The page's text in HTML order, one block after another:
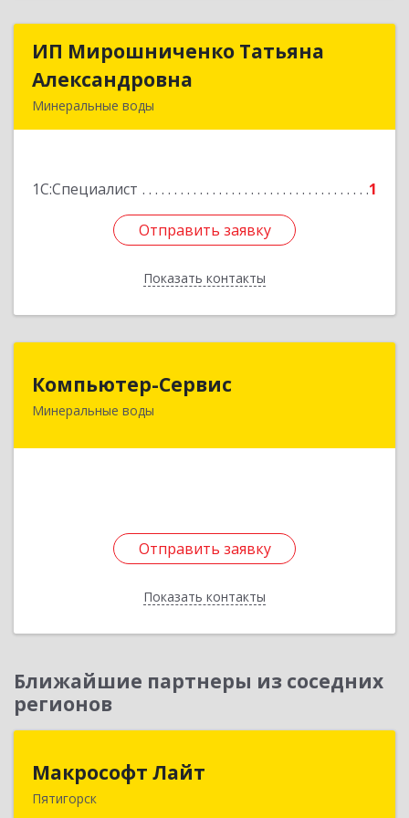
ИП Мирошниченко Татьяна
Александровна
Минеральные воды
1С:Специалист 1
Отправить заявку
Показать контакты
ИП Мирошниченко Татьяна
Компьютер-Сервис
Минеральные воды
Отправить заявку
Показать контакты
357202, Ставропольский край, Минеральные
Отправить заявку
Назад
Ближайшие партнеры из соседних
регионов
Макрософт Лайт
Пятигорск357501, Ставропольский край, Пятигорск г,